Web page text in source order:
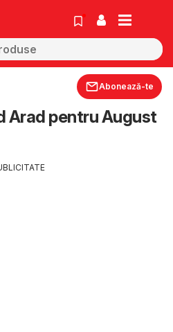
Abonează-te
Arad pentru August